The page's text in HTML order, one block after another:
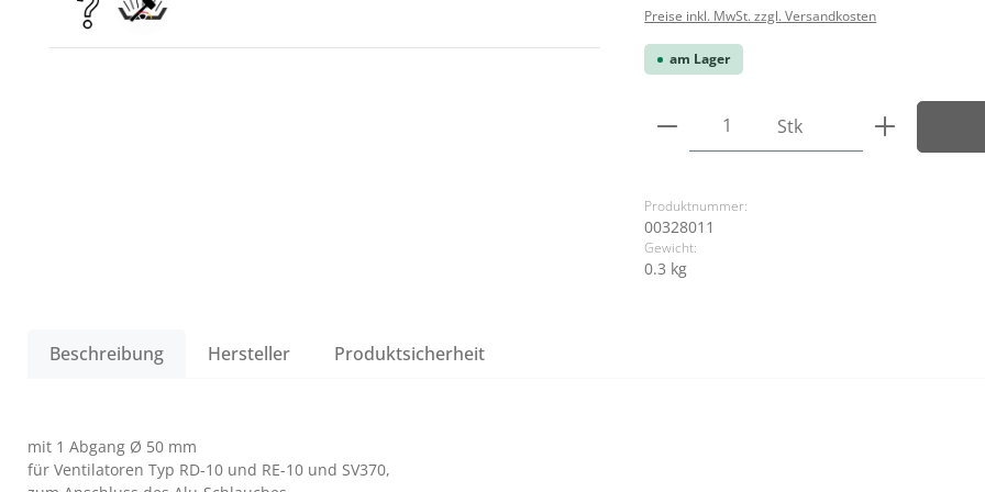
Preise inkl. MwSt. zzgl. Versandkosten
am Lager
Produkt Anzahl: Gib den
Stk
Produktnummer:
00328011
Gewicht:
0.3 kg
Beschreibung Hersteller Produktsicherheit
mit 1 Abgang Ø 50 mm
für Ventilatoren Typ RD-10 und RE-10 und SV370,